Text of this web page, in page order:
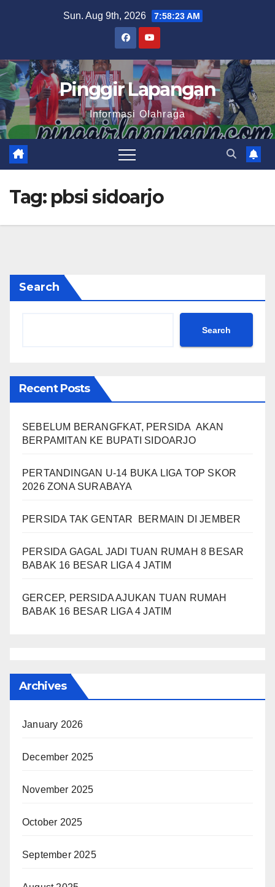
Sun. Aug 9th, 2026 7:58:24 AM
Pinggir Lapangan
Informasi Olahraga
Tag: pbsi sidoarjo
Search
Search
Recent Posts
SEBELUM BERANGFKAT, PERSIDA AKAN
BERPAMITAN KE BUPATI SIDOARJO
PERTANDINGAN U-14 BUKA LIGA TOP SKOR
2026 ZONA SURABAYA
PERSIDA TAK GENTAR BERMAIN DI JEMBER
PERSIDA GAGAL JADI TUAN RUMAH 8 BESAR
BABAK 16 BESAR LIGA 4 JATIM
GERCEP, PERSIDA AJUKAN TUAN RUMAH
BABAK 16 BESAR LIGA 4 JATIM
Archives
January 2026
December 2025
November 2025
October 2025
September 2025